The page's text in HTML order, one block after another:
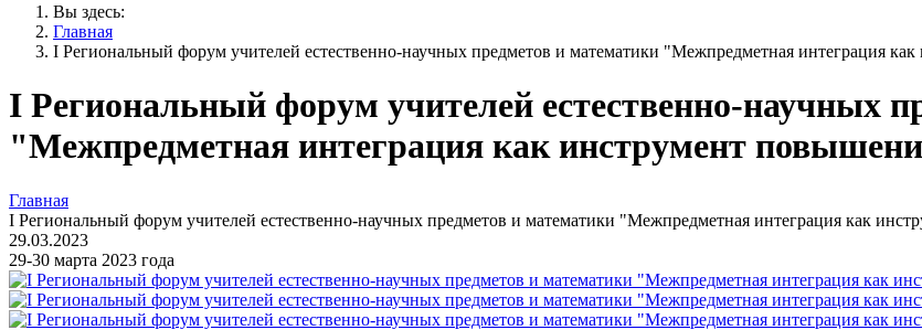
Вы здесь:
Главная
I Региональный форум учителей естественно-научных предметов и математики "Межпредметная интеграция
I Региональный форум учителей естественно-научных
"Межпредметная интеграция как инструмент
Главная
I Региональный форум учителей естественно-научных предметов и математики "Межпредметная интеграция как
29.03.2023
29-30 марта 2023 года